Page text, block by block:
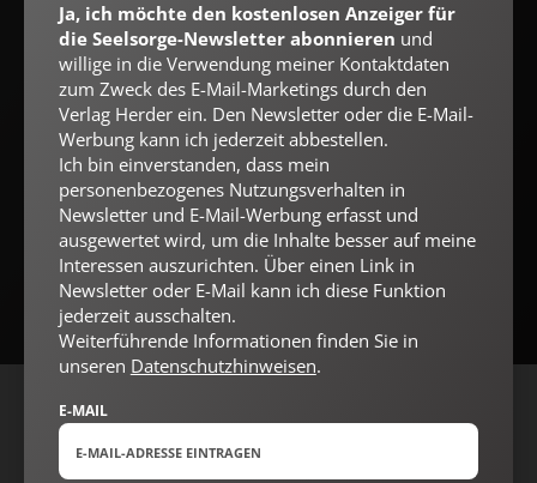
Interessen auszurichten. Über einen Link in Newsletter oder E-
Mail kann ich diese Funktion jederzeit ausschalten.
Weiterführende Informationen finden Sie in unseren
Datenschutzhinweisen .
E-MAIL
Jetzt anmelden
AGB und Widerrufsbelehrung
Impressum
Ja, ich möchte den kostenlosen Anzeiger für
die Seelsorge-Newsletter abonnieren und
willige in die Verwendung meiner Kontaktdaten
zum Zweck des E-Mail-Marketings durch den
Verlag Herder ein. Den Newsletter oder die E-Mail-
Werbung kann ich jederzeit abbestellen.
Ich bin einverstanden, dass mein
personenbezogenes Nutzungsverhalten in
Newsletter und E-Mail-Werbung erfasst und
ausgewertet wird, um die Inhalte besser auf meine
Interessen auszurichten. Über einen Link in
Newsletter oder E-Mail kann ich diese Funktion
jederzeit ausschalten.
Weiterführende Informationen finden Sie in
unseren Datenschutzhinweisen.
E-MAIL